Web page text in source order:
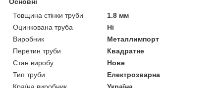
Товщина стінки труби
1.8 мм
Оцинкована труба
Ні
Виробник
Металлимпорт
Перетин труби
Квадратне
Стан виробу
Нове
Тип труби
Електрозварна
Країна виробник
Україна